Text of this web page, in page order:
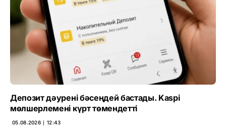
Депозит дәурені бәсеңдей бастады. Kaspi
мөлшерлемені күрт төмендетті
05.08.2026 ∣ 12:43